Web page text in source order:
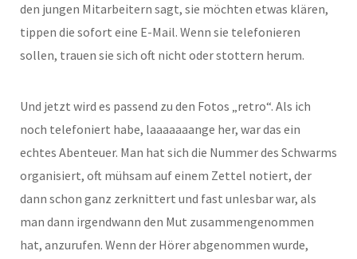
den jungen Mitarbeitern sagt, sie möchten etwas klären,
tippen die sofort eine E-Mail. Wenn sie telefonieren
sollen, trauen sie sich oft nicht oder stottern herum.
Und jetzt wird es passend zu den Fotos „retro“. Als ich
noch telefoniert habe, laaaaaaange her, war das ein
echtes Abenteuer. Man hat sich die Nummer des Schwarms
organisiert, oft mühsam auf einem Zettel notiert, der
dann schon ganz zerknittert und fast unlesbar war, als
man dann irgendwann den Mut zusammengenommen
hat, anzurufen. Wenn der Hörer abgenommen wurde,